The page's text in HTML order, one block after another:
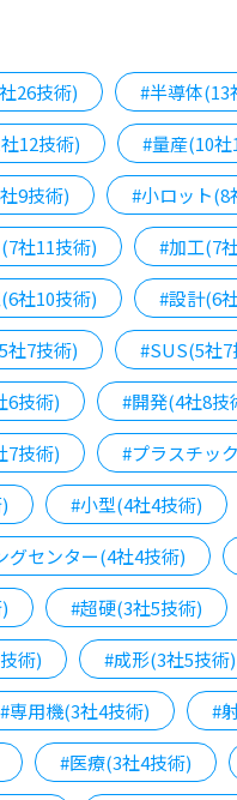
26技術) #半導体(13
12技術) #量産(10社
9技術) #小ロット(8
社11技術) #加工(7
社10技術) #設計(6
社7技術) #SUS(5社7
6技術) #開発(4社8技
7技術) #プラスチッ
#小型(4社4技術)
グセンター(4社4技術)
#超硬(3社5技術)
術) #成形(3社5技術)
#専用機(3社4技術) #
#医療(3社4技術)